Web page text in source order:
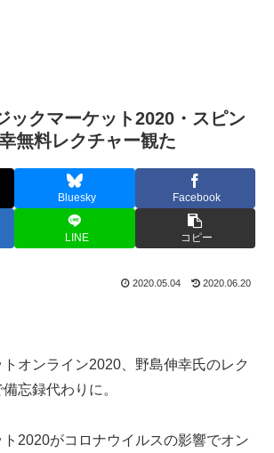
ックマーケット2020・スピン
無料レクチャー観た
Bluesky Facebook
LINE コピー
2020.05.04 2020.06.20
オンライン2020、野島伸幸氏のレク
忘録代わりに。
2020がコロナウイルスの影響でオン